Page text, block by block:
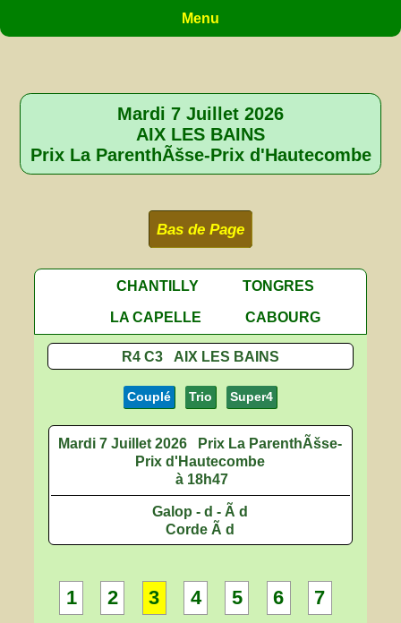
Menu
Mardi 7 Juillet 2026
AIX LES BAINS
Prix La ParenthÃšse-Prix d'Hautecombe
Bas de Page
CHANTILLY
TONGRES
LA CAPELLE
CABOURG
R4 C3 AIX LES BAINS
Couplé Trio Super4
Mardi 7 Juillet 2026
Prix La ParenthÃšse-
Prix d'Hautecombe
à 18h47
Galop - d - Ã d
Corde Ã d
1 2 3 4 5 6 7